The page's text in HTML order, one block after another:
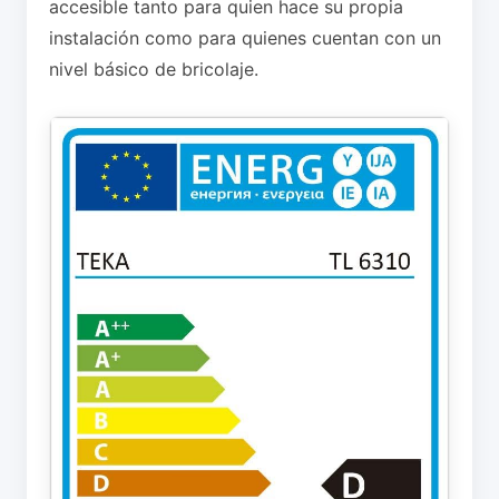
accesible tanto para quien hace su propia
instalación como para quienes cuentan con un
nivel básico de bricolaje.